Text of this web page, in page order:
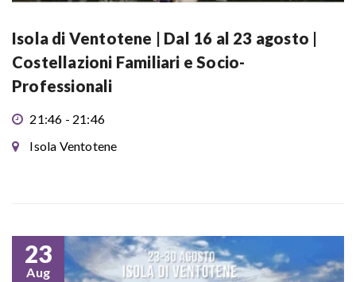
Isola di Ventotene | Dal 16 al 23 agosto |
Costellazioni Familiari e Socio-
Professionali
21:46 - 21:46
Isola Ventotene
23
Aug